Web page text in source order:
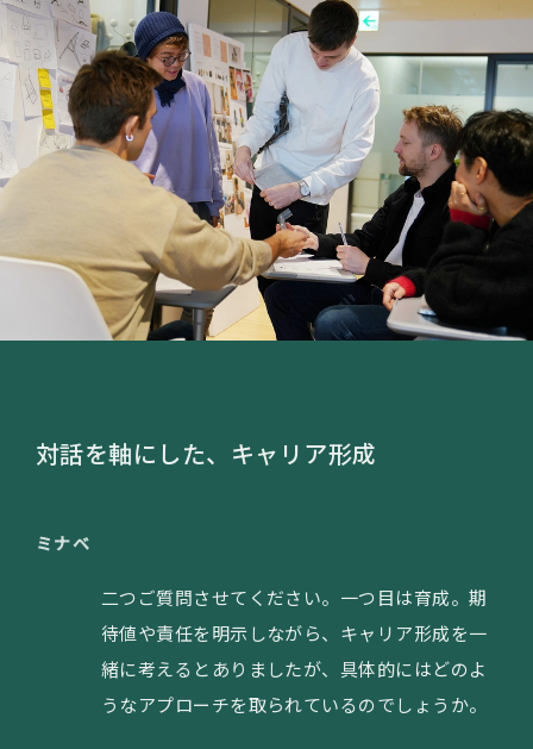
対話を軸にした、キャリア形成
ミナベ
二つご質問させてください。一つ目は育成。期
待値や責任を明示しながら、キャリア形成を一
緒に考えるとありましたが、具体的にはどのよ
うなアプローチを取られているのでしょうか。